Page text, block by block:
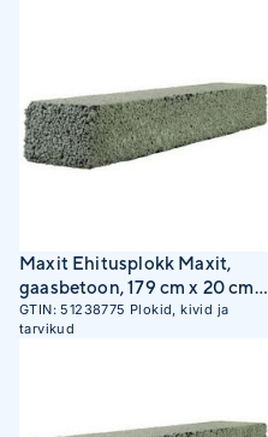
Maxit Ehitusplokk Maxit,
gaasbetoon, 179 cm x 20 cm x
18.5 cm
GTIN:51238775 Plokid, kivid ja
tarvikud